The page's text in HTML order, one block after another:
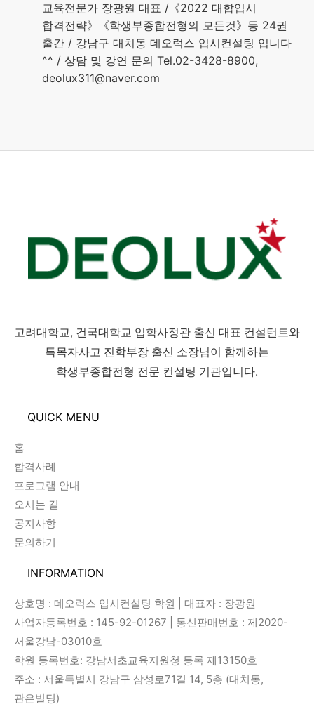
교육전문가 장광원 대표 /《2022 대합입시
합격전략》《학생부종합전형의 모든것》등 24권
출간 / 강남구 대치동 데오럭스 입시컨설팅 입니다
^^ / 상담 및 강연 문의 Tel.02-3428-8900,
deolux311@naver.com
고려대학교, 건국대학교 입학사정관 출신 대표 컨설턴트와
특목자사고 진학부장 출신 소장님이 함께하는
학생부종합전형 전문 컨설팅 기관입니다.
QUICK MENU
홈
합격사례
프로그램 안내
오시는 길
공지사항
문의하기
INFORMATION
상호명 : 데오럭스 입시컨설팅 학원 | 대표자 : 장광원
사업자등록번호 : 145-92-01267 | 통신판매번호 : 제2020-
서울강남-03010호
학원 등록번호: 강남서초교육지원청 등록 제13150호
주소 : 서울특별시 강남구 삼성로71길 14, 5층 (대치동,
관은빌딩)